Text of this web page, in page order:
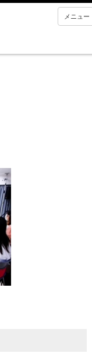
メニュー